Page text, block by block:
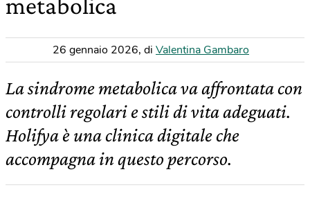
metabolica
26 gennaio 2026, di Valentina Gambaro
La sindrome metabolica va affrontata con
controlli regolari e stili di vita adeguati.
Holifya è una clinica digitale che
accompagna in questo percorso.